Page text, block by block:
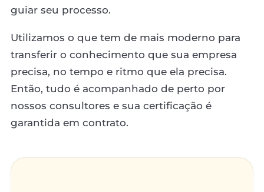
guiar seu processo.
Utilizamos o que tem de mais moderno para
transferir o conhecimento que sua empresa
precisa, no tempo e ritmo que ela precisa.
Então, tudo é acompanhado de perto por
nossos consultores e sua certificação é
garantida em contrato.